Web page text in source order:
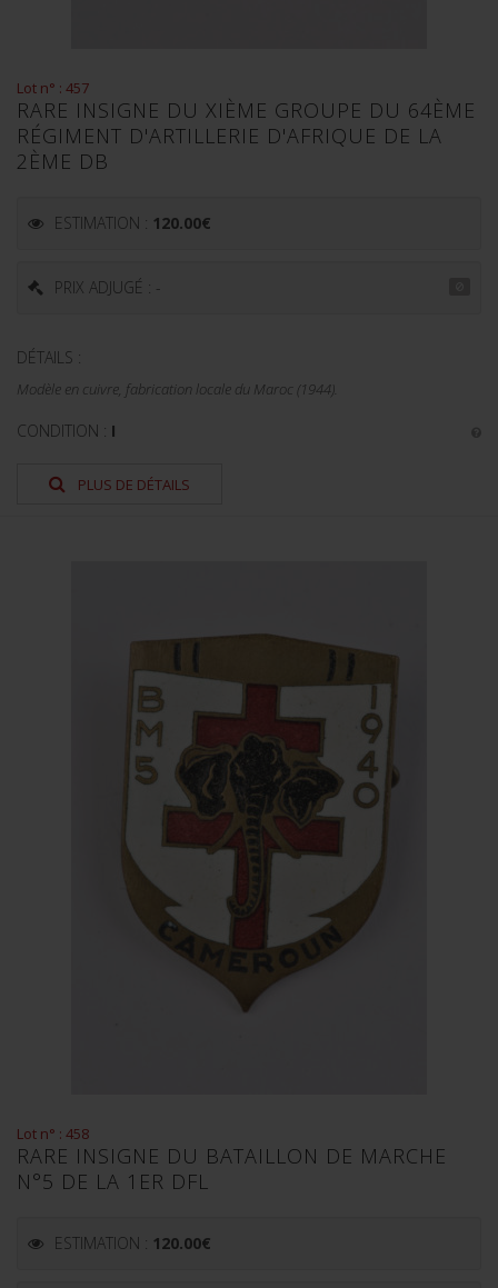
Lot n° : 457
RARE INSIGNE DU XIÈME GROUPE DU 64ÈME
RÉGIMENT D'ARTILLERIE D'AFRIQUE DE LA
2ÈME DB
ESTIMATION : 120.00€
PRIX ADJUGÉ : -
DÉTAILS :
Modèle en cuivre, fabrication locale du Maroc (1944).
CONDITION : I
PLUS DE DÉTAILS
Lot n° : 458
RARE INSIGNE DU BATAILLON DE MARCHE
N°5 DE LA 1ER DFL
ESTIMATION : 120.00€